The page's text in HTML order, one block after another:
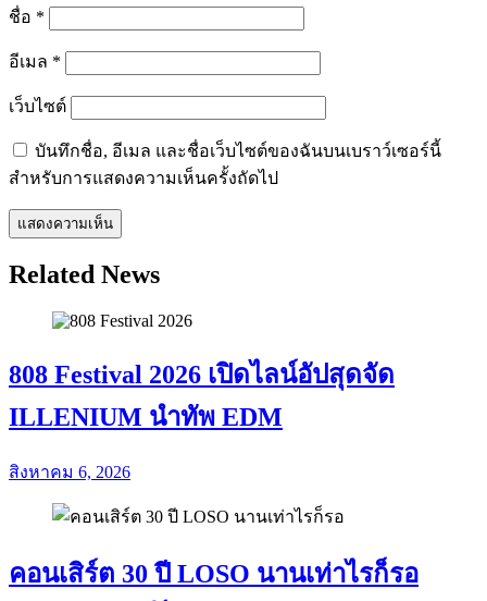
ชื่อ *
อีเมล *
เว็บไซต์
บันทึกชื่อ, อีเมล และชื่อเว็บไซต์ของฉันบนเบราว์เซอร์นี้
สำหรับการแสดงความเห็นครั้งถัดไป
Related News
808 Festival 2026 เปิดไลน์อัปสุดจัด
ILLENIUM นำทัพ EDM
สิงหาคม 6, 2026
คอนเสิร์ต 30 ปี LOSO นานเท่าไรก็รอ